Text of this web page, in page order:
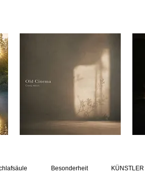
Besonderheit KÜNSTLER